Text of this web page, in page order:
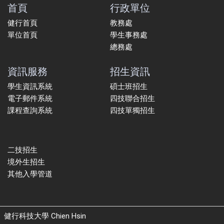
首頁
健行首頁
單位首頁
行政單位
教務處
學生事務處
總務處
資訊服務
學生資訊系統
電子郵件系統
課程查詢系統
招生資訊
碩士班招生
四技聯合招生
四技單獨招生
二技招生
境外生招生
其他入學管道
健行科技大學 Chien Hsin